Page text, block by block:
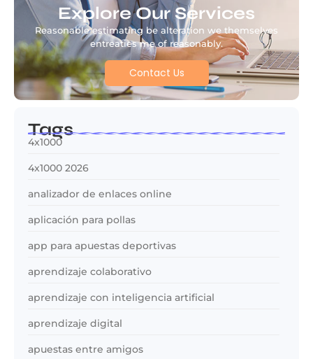
Explore Our Services
Reasonable estimating be alteration we themselves
entreaties me of reasonably.
Contact Us
Tags
4x1000
4x1000 2026
analizador de enlaces online
aplicación para pollas
app para apuestas deportivas
aprendizaje colaborativo
aprendizaje con inteligencia artificial
aprendizaje digital
apuestas entre amigos